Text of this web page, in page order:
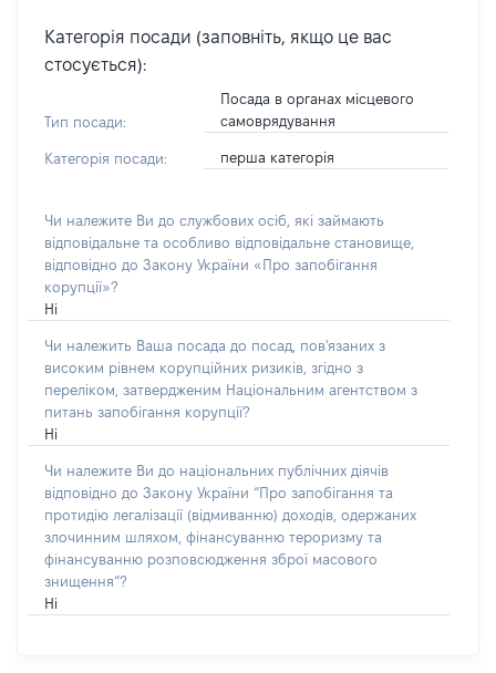
Категорія посади (заповніть, якщо це вас
стосується):
Тип посади:
Посада в органах місцевого
самоврядування
Категорія посади: перша категорія
Чи належите Ви до службових осіб, які займають
відповідальне та особливо відповідальне становище,
відповідно до Закону України «Про запобігання
корупції»?
Ні
Чи належить Ваша посада до посад, пов'язаних з
високим рівнем корупційних ризиків, згідно з
переліком, затвердженим Національним агентством з
питань запобігання корупції?
Ні
Чи належите Ви до національних публічних діячів
відповідно до Закону України “Про запобігання та
протидію легалізації (відмиванню) доходів, одержаних
злочинним шляхом, фінансуванню тероризму та
фінансуванню розповсюдження зброї масового
знищення”?
Ні